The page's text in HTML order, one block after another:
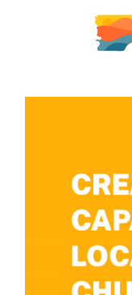
CONTACTANOS
CAMPUS VIRTUAL